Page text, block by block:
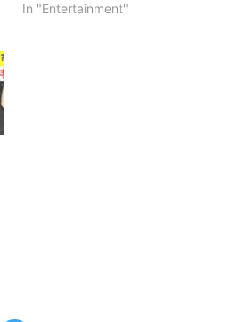
In "Entertainment"